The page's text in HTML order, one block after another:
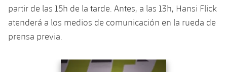
Historia
Resultados
Calendario
Actualidad
Barça C
Junior
Campus Verano
PLUSICON
MÁS
Información general
plusicon
partir de las 15h de la tarde. Antes, a las 13h, Hansi Flick
atenderá a los medios de comunicación en la rueda de
prensa previa.
label.aria.chevronleft